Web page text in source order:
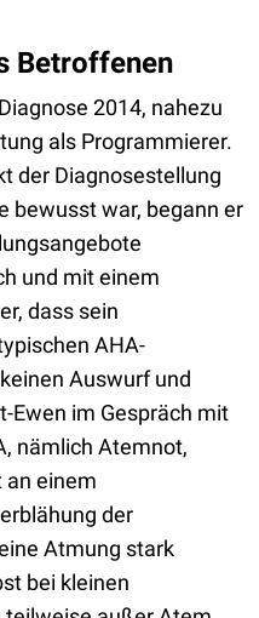
Betroffenen
2014, nahezu
als Programmierer.
der Diagnosestellung
bewusst war, begann er
und mit einem
dass sein
AHA-
Auswurf und
Ewen im Gespräch mit
nämlich Atemnot,
an einem
der
Atmung stark
bei kleinen